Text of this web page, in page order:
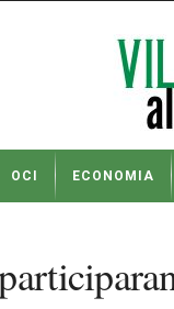
OCI ECONOMIA